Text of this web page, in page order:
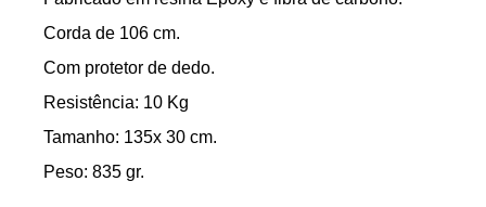
Corda de 106 cm.
Com protetor de dedo.
Resistência: 10 Kg
Tamanho: 135x 30 cm.
Peso: 835 gr.